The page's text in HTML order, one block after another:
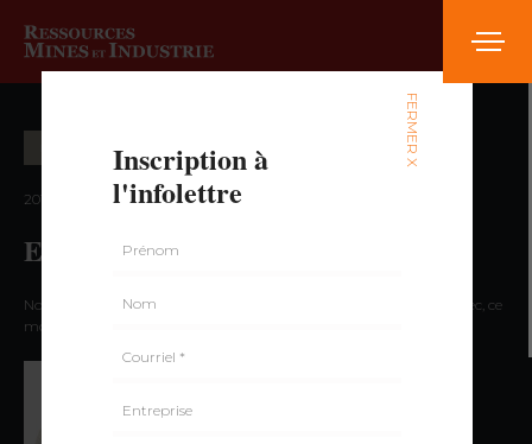
2018 — volume 5, numéro 1
Exploration et environnement
Nous poursuivons notre série d’articles sur l’exploration minière avec, ce
moi-ici, l’exploration et le respect de l’environnement
PAR CIRCÉ MALO-LALANDE,
FERMER X
Inscription à
l'infolettre